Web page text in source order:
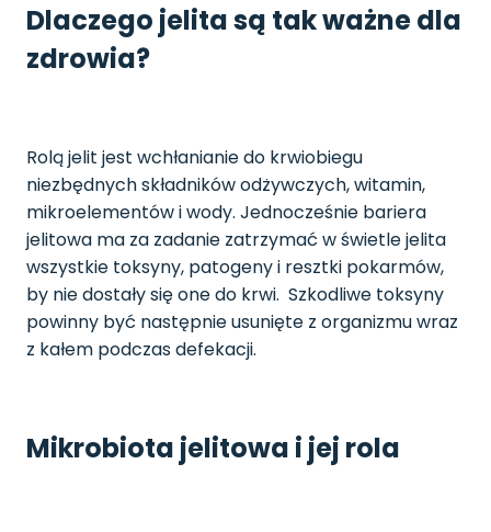
Dlaczego jelita są tak ważne dla
zdrowia?
Rolą jelit jest wchłanianie do krwiobiegu
niezbędnych składników odżywczych, witamin,
mikroelementów i wody. Jednocześnie bariera
jelitowa ma za zadanie zatrzymać w świetle jelita
wszystkie toksyny, patogeny i resztki pokarmów,
by nie dostały się one do krwi. Szkodliwe toksyny
powinny być następnie usunięte z organizmu wraz
z kałem podczas defekacji.
Mikrobiota jelitowa i jej rola